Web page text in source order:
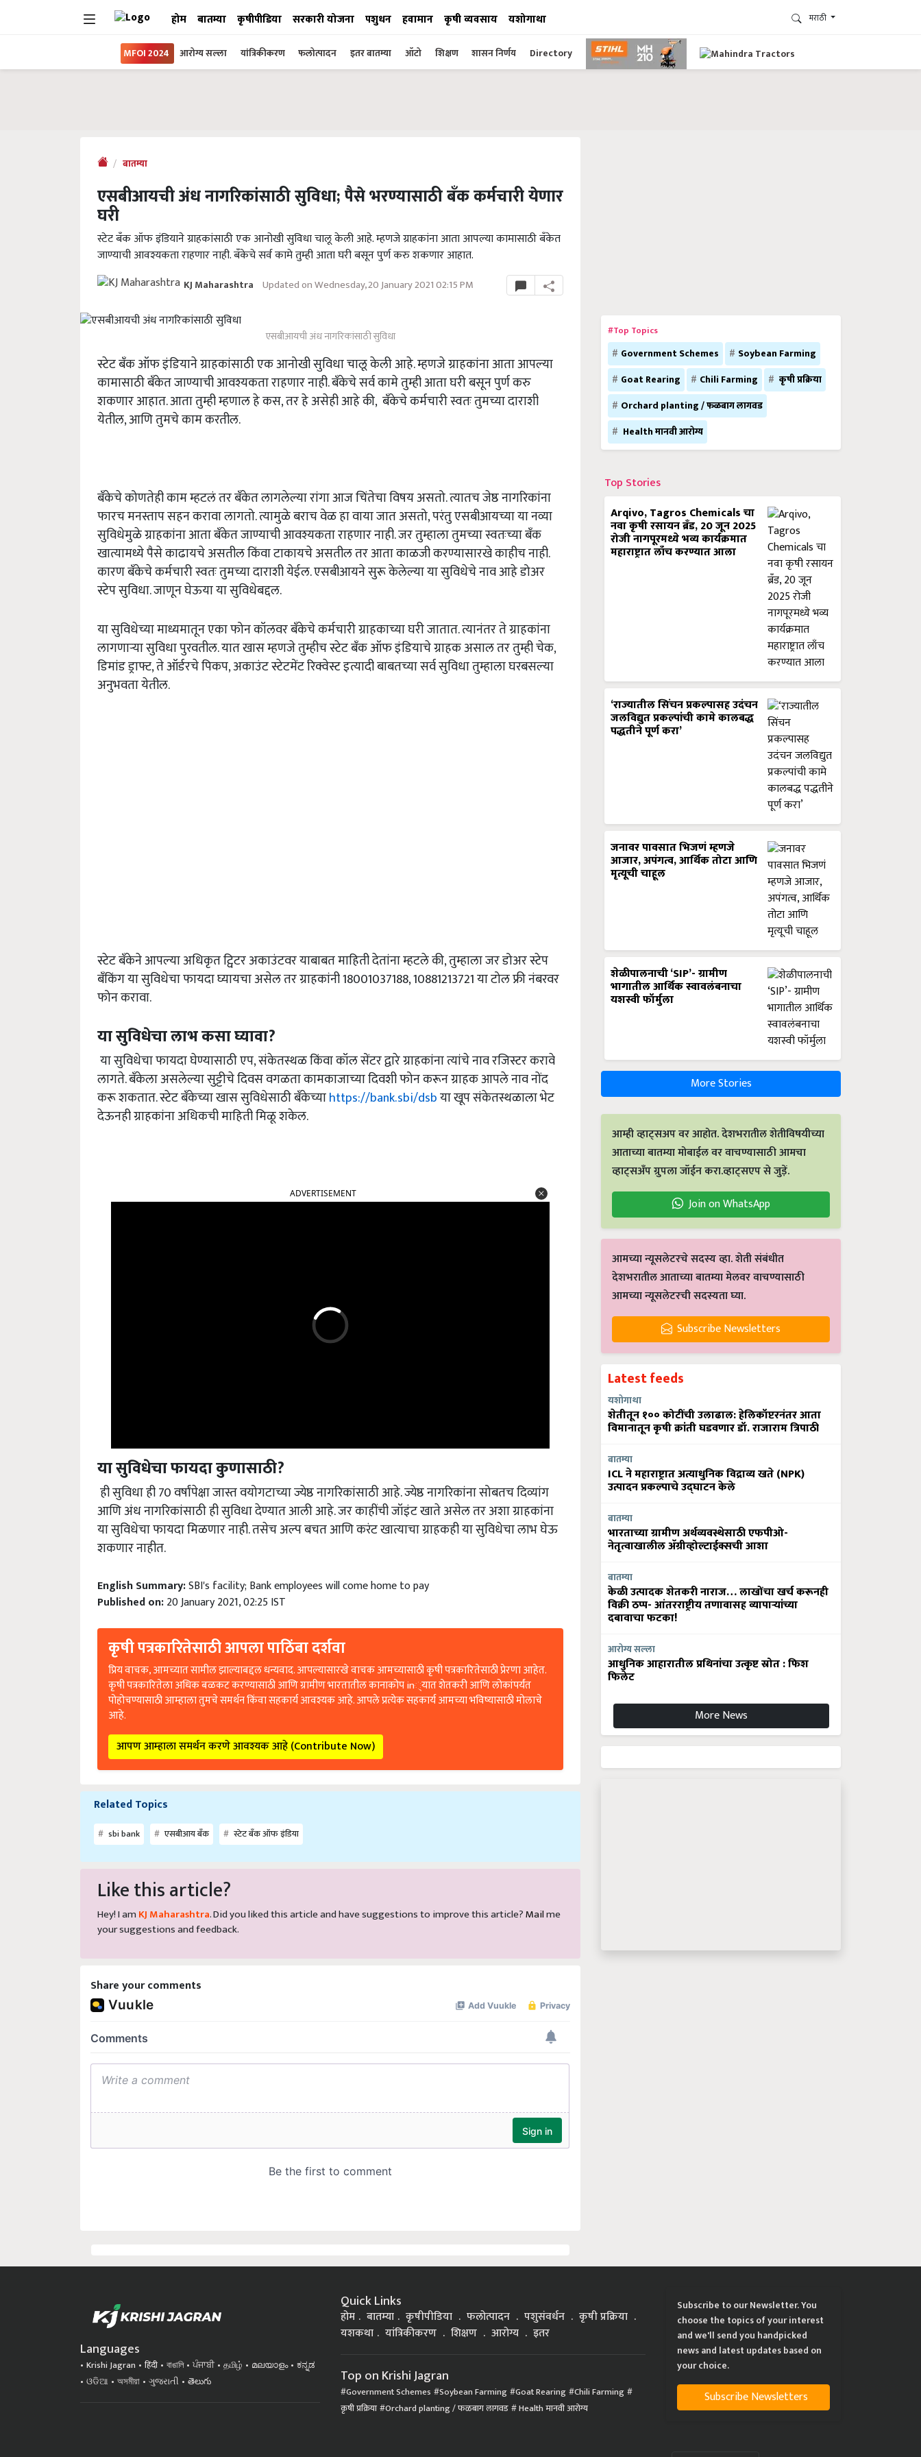
होम बातम्या कृषीपीडिया सरकारी योजना पशुधन हवामान कृषी व्यवसाय यशोगाथा मराठी
MFOI 2024 आरोग्य सल्ला यांत्रिकीकरण फलोत्पादन इतर बातम्या ऑटो शिक्षण शासन निर्णय Directory
बातम्या
एसबीआयची अंध नागरिकांसाठी सुविधा; पैसे भरण्यासाठी बँक कर्मचारी येणार
घरी
स्टेट बँक ऑफ इंडियाने ग्राहकांसाठी एक आनोखी सुविधा चालू केली आहे. म्हणजे ग्राहकांना आता आपल्या कामासाठी बँकेत
जाण्याची आवश्यकता राहणार नाही. बँकेचे सर्व कामे तुम्ही आता घरी बसून पुर्ण करु शकणार आहात.
KJ Maharashtra Updated on Wednesday, 20 January 2021 02:15 PM
एसबीआयची अंध नागरिकांसाठी सुविधा
स्टेट बँक ऑफ इंडियाने ग्राहकांसाठी एक आनोखी सुविधा चालू केली आहे. म्हणजे ग्राहकांना आता आपल्या
कामासाठी बँकेत जाण्याची आवश्यकता राहणार नाही. बँकेचे सर्व कामे तुम्ही आता घरी बसून पुर्ण करु
शकणार आहात. आता तुम्ही म्हणाल हे कस, तर हे असेही आहे की, बँकेचे कर्मचारी स्वतः तुमच्या दाराशी
येतील, आणि तुमचे काम करतील.
बँकेचे कोणतेही काम म्हटलं तर बँकेत लागलेल्या रांगा आज चिंतेचा विषय असतो. त्यातच जेष्ठ नागरिकांना
फारच मनस्ताप सहन करावा लागतो. त्यामुळे बराच वेळ हा वाया जात असतो, परंतु एसबीआयच्या या नव्या
सुविधेमुळे ग्राहकांना आता बँकेत जाण्याची आवश्यकता राहणार नाही. जर तुम्हाला तुमच्या स्वतःच्या बँक
खात्यामध्ये पैसे काढायचे असतील किंवा टाकायचे असतील तर आता काळजी करण्यासारखे काहीच नाही.
कारण बँकेचे कर्मचारी स्वतः तुमच्या दाराशी येईल. एसबीआयने सुरू केलेल्या या सुविधेचे नाव आहे डोअर
स्टेप सुविधा. जाणून घेऊया या सुविधेबद्दल.
या सुविधेच्या माध्यमातून एका फोन कॉलवर बँकेचे कर्मचारी ग्राहकाच्या घरी जातात. त्यानंतर ते ग्राहकांना
लागणाऱ्या सुविधा पुरवतील. यात खास म्हणजे तुम्हीच स्टेट बँक ऑफ इंडियाचे ग्राहक असाल तर तुम्ही चेक,
डिमांड ड्राफ्ट, ते ऑर्डरचे पिकप, अकाउंट स्टेटमेंट रिक्वेस्ट इत्यादी बाबतच्या सर्व सुविधा तुम्हाला घरबसल्या
अनुभवता येतील.
स्टेट बँकेने आपल्या अधिकृत ट्विटर अकाउंटवर याबाबत माहिती देतांना म्हटले की, तुम्हाला जर डोअर स्टेप
बँकिंग या सुविधेचा फायदा घ्यायचा असेल तर ग्राहकांनी 18001037188, 10881213721 या टोल फ्री नंबरवर
फोन करावा.
या सुविधेचा लाभ कसा घ्यावा?
या सुविधेचा फायदा घेण्यासाठी एप, संकेतस्थळ किंवा कॉल सेंटर द्वारे ग्राहकांना त्यांचे नाव रजिस्टर करावे
लागते. बँकेला असलेल्या सुट्टीचे दिवस वगळता कामकाजाच्या दिवशी फोन करून ग्राहक आपले नाव नोंद
करू शकतात. स्टेट बँकेच्या खास सुविधेसाठी बँकेच्याhttps://bank.sbi/dsbया खूप संकेतस्थळाला भेट
देऊनही ग्राहकांना अधिकची माहिती मिळू शकेल.
ADVERTISEMENT
या सुविधेचा फायदा कुणासाठी?
ही सुविधा ही 70 वर्षांपेक्षा जास्त वयोगटाच्या ज्येष्ठ नागरिकांसाठी आहे. ज्येष्ठ नागरिकांना सोबतच दिव्यांग
आणि अंध नागरिकांसाठी ही सुविधा देण्यात आली आहे. जर काहींची जॉइंट खाते असेल तर अशा ग्राहकांना
या सुविधेचा फायदा मिळणार नाही. तसेच अल्प बचत आणि करंट खात्याचा ग्राहकही या सुविधेचा लाभ घेऊ
शकणार नाहीत.
English Summary:SBI's facility; Bank employees will come home to pay
Published on:20 January 2021, 02:25 IST
कृषी पत्रकारितेसाठी आपला पाठिंबा दर्शवा
प्रिय वाचक, आमच्यात सामील झाल्याबद्दल धन्यवाद. आपल्यासारखे वाचक आमच्यासाठी कृषी पत्रकारितेसाठी प्रेरणा आहेत.
कृषी पत्रकारितेला अधिक बळकट करण्यासाठी आणि ग्रामीण भारतातील कानाकोप in्यात शेतकरी आणि लोकांपर्यंत
पोहोचण्यासाठी आम्हाला तुमचे समर्थन किंवा सहकार्य आवश्यक आहे. आपले प्रत्येक सहकार्य आमच्या भविष्यासाठी मोलाचे
आहे.
आपण आम्हाला समर्थन करणे आवश्यक आहे (Contribute Now)
Related Topics
sbi bank एसबीआय बँक स्टेट बँक ऑफ इंडिया
Like this article?
Hey! I am KJ Maharashtra. Did you liked this article and have suggestions to improve this article?Mailme
your suggestions and feedback.
Share your comments
#Top Topics
Government Schemes
Soybean Farming
Goat Rearing
Chili Farming
कृषी प्रक्रिया
Orchard planting / फळबाग लागवड
Health मानवी आरोग्य
Top Stories
Arqivo, Tagros Chemicals चा
नवा कृषी रसायन ब्रँड, 20 जून 2025
रोजी नागपूरमध्ये भव्य कार्यक्रमात
महाराष्ट्रात लाँच करण्यात आला
‘राज्यातील सिंचन प्रकल्पासह उदंचन
जलविद्युत प्रकल्पांची कामे कालबद्ध
पद्धतीने पूर्ण करा’
जनावर पावसात भिजणं म्हणजे
आजार, अपंगत्व, आर्थिक तोटा आणि
मृत्यूची चाहूल
शेळीपालनाची ‘SIP’- ग्रामीण
भागातील आर्थिक स्वावलंबनाचा
यशस्वी फॉर्मुला
More Stories
आम्ही व्हाट्सअप वर आहोत. देशभरातील शेतीविषयीच्या
आताच्या बातम्या मोबाईल वर वाचण्यासाठी आमचा
व्हाट्सअँप ग्रुपला जॉईन करा.व्हाट्सएप से जुड़ें.
Join on WhatsApp
आमच्या न्यूसलेटरचे सदस्य व्हा. शेती संबंधीत
देशभरातील आताच्या बातम्या मेलवर वाचण्यासाठी
आमच्या न्यूसलेटरची सदस्यता घ्या.
Subscribe Newsletters
Latest feeds
यशोगाथा
शेतीतून १०० कोटींची उलाढाल: हेलिकॉप्टरनंतर आता
विमानातून कृषी क्रांती घडवणार डॉ. राजाराम त्रिपाठी
बातम्या
ICL ने महाराष्ट्रात अत्याधुनिक विद्राव्य खते (NPK)
उत्पादन प्रकल्पाचे उद्घाटन केले
बातम्या
भारताच्या ग्रामीण अर्थव्यवस्थेसाठी एफपीओ-
नेतृत्वाखालील अ‍ॅग्रीव्होल्टाईक्सची आशा
बातम्या
केळी उत्पादक शेतकरी नाराज… लाखोंचा खर्च करूनही
विक्री ठप्प- आंतरराष्ट्रीय तणावासह व्यापाऱ्यांच्या
दबावाचा फटका!
आरोग्य सल्ला
आधुनिक आहारातील प्रथिनांचा उत्कृष्ट स्रोत : फिश
फिलेट
More News
Languages
Krishi Jagran हिंदी বাঙালি ਪੰਜਾਬੀ தமிழ் മലയാളം
ಕನ್ನಡ
ଓଡିଆ
অসমীয়া ગુજરાતી తెలుగు
Quick Links
होम बातम्या कृषीपीडिया फलोत्पादन पशुसंवर्धन
कृषी प्रक्रिया
यशकथा
यांत्रिकीकरण शिक्षण आरोग्य इतर
Top on Krishi Jagran
Government Schemes Soybean Farming Goat Rearing Chili Farming
कृषी प्रक्रिया Orchard planting / फळबाग लागवड Health मानवी आरोग्य
Subscribe to our Newsletter. You
choose the topics of your interest
and we'll send you handpicked
news and latest updates based on
your choice.
Subscribe Newsletters